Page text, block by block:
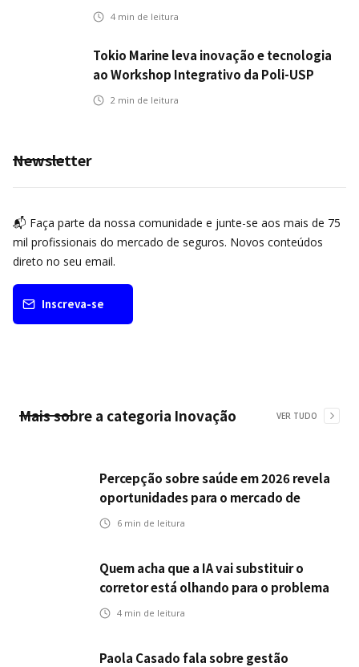
automotivo
4 min de leitura
Tokio Marine leva inovação e tecnologia
ao Workshop Integrativo da Poli-USP
2 min de leitura
Newsletter
📬 Faça parte da nossa comunidade e junte-se aos mais de 75
mil profissionais do mercado de seguros. Novos conteúdos
direto no seu email.
Inscreva-se
Mais sobre a categoria Inovação VER TUDO
Percepção sobre saúde em 2026 revela
oportunidades para o mercado de
seguros ampliar cobertura e prevenção
6 min de leitura
Quem acha que a IA vai substituir o
corretor está olhando para o problema
errado
4 min de leitura
Paola Casado fala sobre gestão